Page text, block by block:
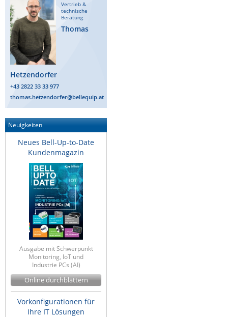
Vertrieb &
technische
Beratung
Thomas
Hetzendorfer
+43 2822 33 33 977
thomas.hetzendorfer@bellequip.at
Neuigkeiten
Neues Bell-Up-to-Date
Kundenmagazin
Ausgabe mit Schwerpunkt
Monitoring, IoT und
Industrie PCs (AI)
Online durchblättern
Vorkonfigurationen für
Ihre IT Lösungen